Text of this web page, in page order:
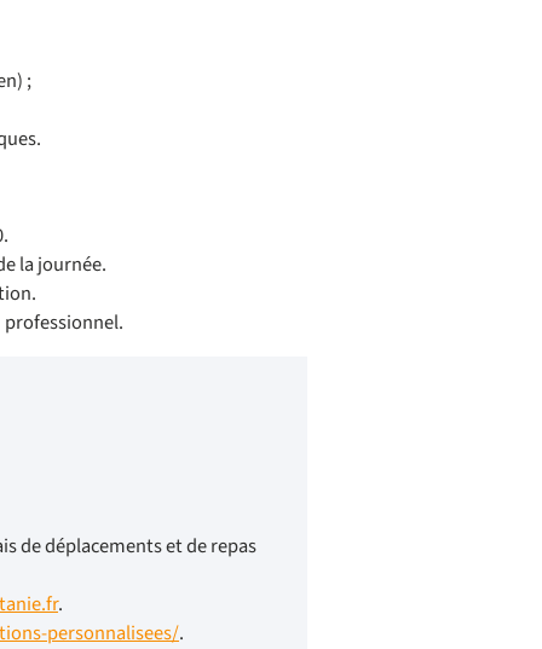
;
la journée.
de déplacements et de repas
.
personnalisees/.